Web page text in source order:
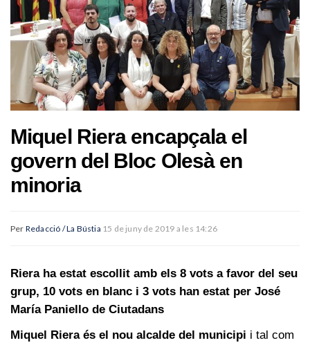
Miquel Riera encapçala el
govern del Bloc Olesà en
minoria
Per Redacció / La Bústia 15 de juny de 2019 a les 14:26
Riera ha estat escollit amb els 8 vots a favor del seu
grup, 10 vots en blanc i 3 vots han estat per José
María Paniello de Ciutadans
Miquel Riera és el nou alcalde del municipi i tal com